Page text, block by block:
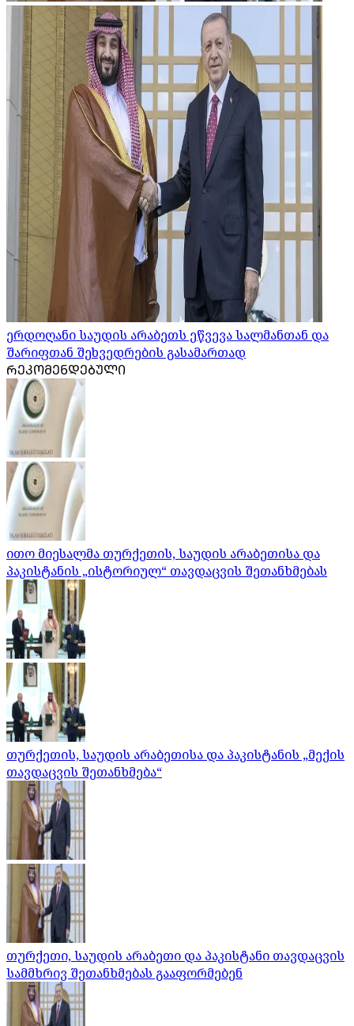
ერდოღანი საუდის არაბეთს ეწვევა სალმანთან და
შარიფთან შეხვედრების გასამართად
ᲠᲔᲙᲝᲛᲔᲜᲓᲔᲑᲣᲚᲘ
ითო მიესალმა თურქეთის, საუდის არაბეთისა და
პაკისტანის „ისტორიულ“ თავდაცვის შეთანხმებას
თურქეთის, საუდის არაბეთისა და პაკისტანის „მექის
თავდაცვის შეთანხმება“
თურქეთი, საუდის არაბეთი და პაკისტანი თავდაცვის
სამმხრივ შეთანხმებას გააფორმებენ